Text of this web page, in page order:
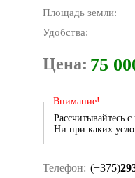
Площадь земли:
Удобства:
Цена: 75
Внимание!
Рассчитывайтесь
Ни при каких
Телефон: (+375)